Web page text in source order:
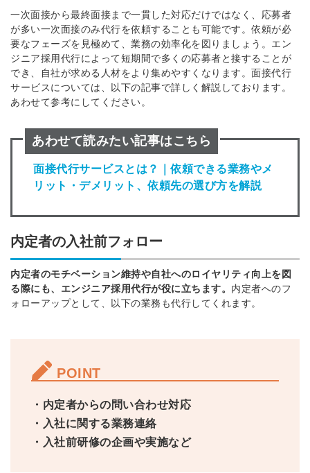
一次面接から最終面接まで一貫した対応だけではなく
、応募者
が多い一次面接のみ代行を依頼する ことも可能です。依頼が必
要なフェーズを見極めて、 業務の効率化を図りましょう。 エン
ジニア採用代行によって短期間で多くの応募者と接することが
でき
自社が求める人材をより集めやすくなります。 面接代行
サービスについては、以下の記事で詳しく解説しております。
あわせて参考にしてください。
あわせて読みたい記事はこちら
面接代行サービスとは？｜依頼できる業務やメ
リット・デメリット、依頼先の選び方を解説
内定者の入社前フォロー
内定者のモチベーション維持や自社へのロイヤリティ向上を図
る際にも、エンジニア採用代行が役に立ちます。 内定者へのフ
ォローアップとして、以下の業務も代行してくれます。
POINT
・内定者からの問い合わせ対応
・入社に関する業務連絡
・入社前研修の企画や実施など